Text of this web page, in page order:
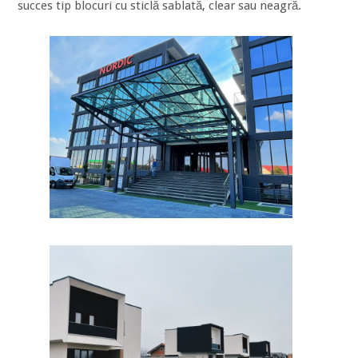
succes tip blocuri cu sticlă sablată, clear sau neagră.